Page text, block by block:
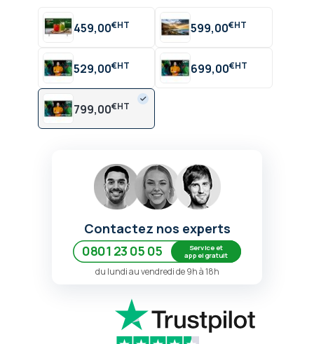
459,00€ 599,00€
529,00€ 699,00€
799,00€
Contactez nos experts
0801 23 05 05
Service et
appel gratuit
du lundi au vendredi de 9h à 18h